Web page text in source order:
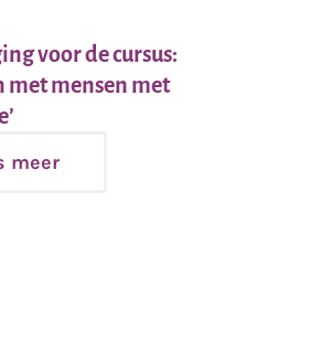
voor de cursus:
met mensen met
meer